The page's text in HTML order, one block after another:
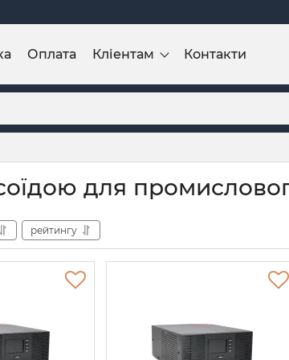
Оплата Кліентам Контакти
для
рейтингу